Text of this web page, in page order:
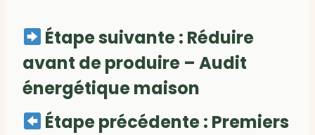
Étape suivante : Réduire
avant de produire – Audit
énergétique maison
Étape précédente : Premiers